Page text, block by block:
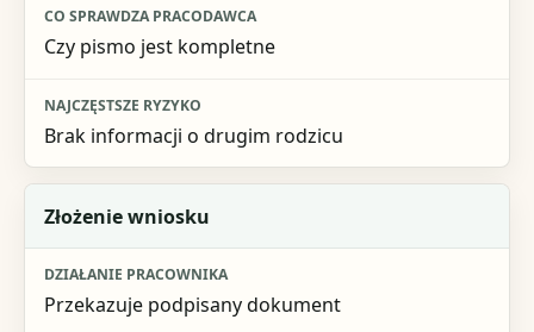
Czy pismo jest kompletne
Brak informacji o drugim rodzicu
Złożenie wniosku
Przekazuje podpisany dokument